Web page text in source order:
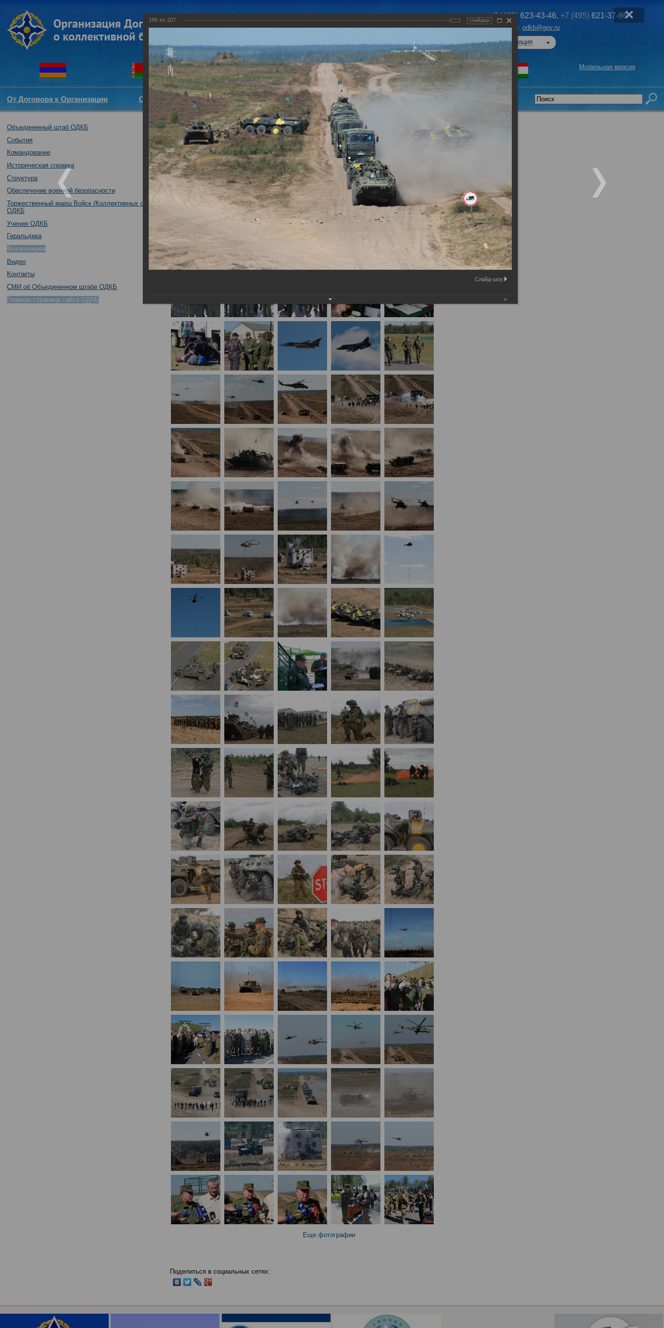
+7 (495) 623-43-46, +7 (495) 621-37-86
Эл. почта: odkb@gov.ru
Авторизация
Мобильная версия
От Договора к Организации Структура ОДКБ Новости Документы Аналитика
Объединенный штаб ОДКБ
События
Командование
Историческая справка
Структура
Обеспечение военной безопасности
Торжественный марш Войск (Коллективных сил)
ОДКБ
Учения ОДКБ
Геральдика
Фотогалерея
Видео
Контакты
СМИ об Объединенном штабе ОДКБ
Главная страница сайта ОДКБ
Совместное учение с Коллективными миротворческими силами ОДКБ "Нерушимое
братство-2016"
23.08.2016
Еще фотографии
Поделиться в социальных сетях:
188 из 207 слайдер
Слайд-шоу: